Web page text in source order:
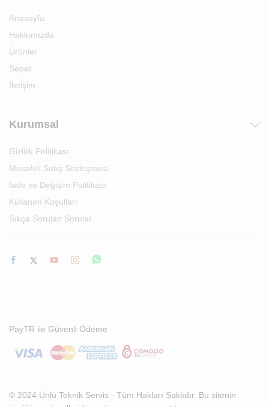
Anasayfa
Hakkımızda
Ürünler
Sepet
İletişim
Kurumsal
Gizlilik Politikası
Mesafeli Satış Sözleşmesi
İade ve Değişim Politikası
Kullanım Koşulları
Sıkça Sorulan Sorular
© 2024 Ünlü Teknik Servis - Tüm Hakları Saklıdır. Bu sitenin
PayTR ile Güvenli Ödeme